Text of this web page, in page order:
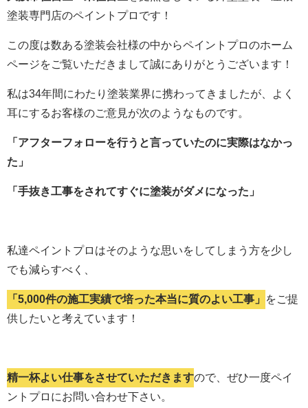
塗装専門店のペイントプロです！
この度は数ある塗装会社様の中からペイントプロのホーム
ページをご覧いただきまして誠にありがとうございます！
私は34年間にわたり塗装業界に携わってきましたが、よく
耳にするお客様のご意見が次のようなものです。
「アフターフォローを行うと言っていたのに実際はなかっ
た」
「手抜き工事をされてすぐに塗装がダメになった」
私達ペイントプロはそのような思いをしてしまう方を少し
でも減らすべく、
「5,000件の施工実績で培った本当に質のよい工事」
をご提
供したいと考えています！
精一杯よい仕事をさせていただきますので、ぜひ一度ペイ
ントプロにお問い合わせ下さい。